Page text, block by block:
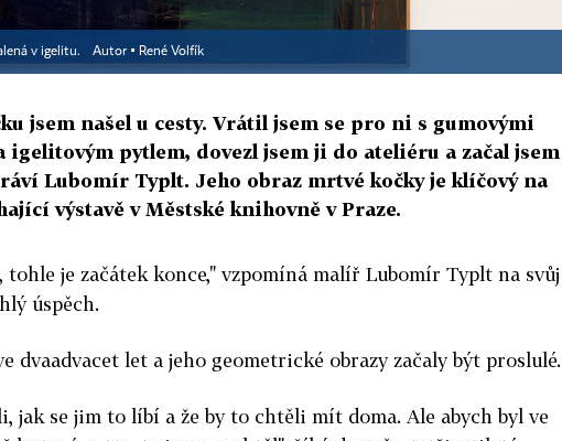
v igelitu. Autor ▪ René Volfík
jsem našel u cesty. Vrátil jsem se pro ni s gumovými
igelitovým pytlem, dovezl jsem ji do ateliéru a začal jsem
Lubomír Typlt. Jeho obraz mrtvé kočky je klíčový na
výstavě v Městské knihovně v Praze.
tohle je začátek konce," vzpomíná malíř Lubomír Typlt na svůj
úspěch.
dvaadvacet let a jeho geometrické obrazy začaly být proslulé.
jak se jim to líbí a že by to chtěli mít doma. Ale abych byl ve